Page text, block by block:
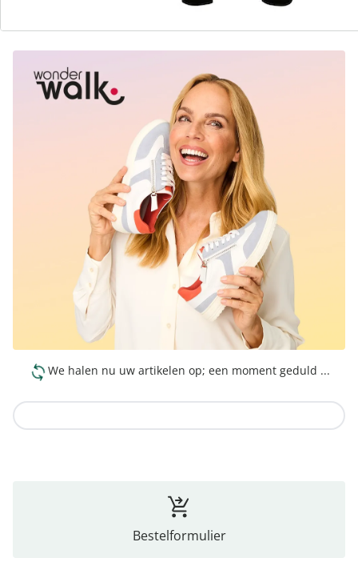
Ontdek de juiste wonderwalk schoen voor elke
We halen nu uw artikelen op; een moment geduld ...
Bestelformulier